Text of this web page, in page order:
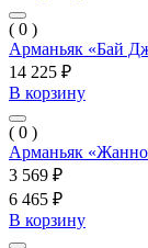
( 0 )
Арманьяк «Бай
14 225 ₽
В корзину
( 0 )
Арманьяк
3 569 ₽
6 465 ₽
В корзину